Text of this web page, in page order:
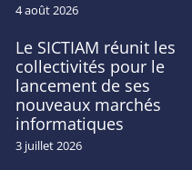
4 août 2026
Le SICTIAM réunit les
collectivités pour le
lancement de ses
nouveaux marchés
informatiques
3 juillet 2026